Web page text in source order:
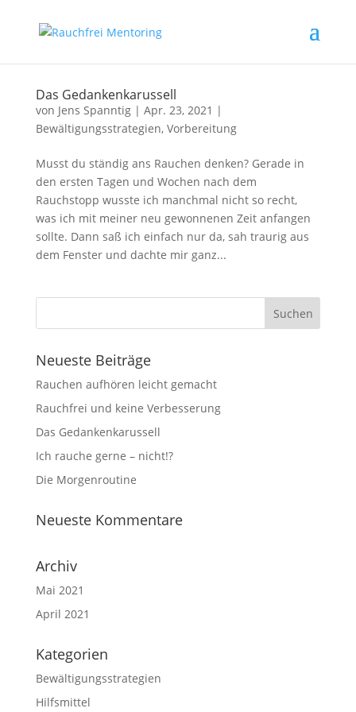
Das Gedankenkarussell
von Jens Spanntig| Apr. 23, 2021 |
Bewältigungsstrategien, Vorbereitung
Musst du ständig ans Rauchen denken? Gerade in
den ersten Tagen und Wochen nach dem
Rauchstopp wusste ich manchmal nicht so recht,
was ich mit meiner neu gewonnenen Zeit anfangen
sollte. Dann saß ich einfach nur da, sah traurig aus
dem Fenster und dachte mir ganz...
Neueste Beiträge
Rauchen aufhören leicht gemacht
Rauchfrei und keine Verbesserung
Das Gedankenkarussell
Ich rauche gerne – nicht!?
Die Morgenroutine
Neueste Kommentare
Archiv
Mai 2021
April 2021
Kategorien
Bewältigungsstrategien
Hilfsmittel